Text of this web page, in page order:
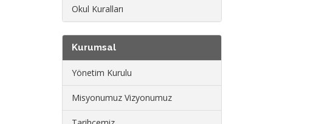
Okul Kuralları
Kurumsal
Yönetim Kurulu
Misyonumuz Vizyonumuz